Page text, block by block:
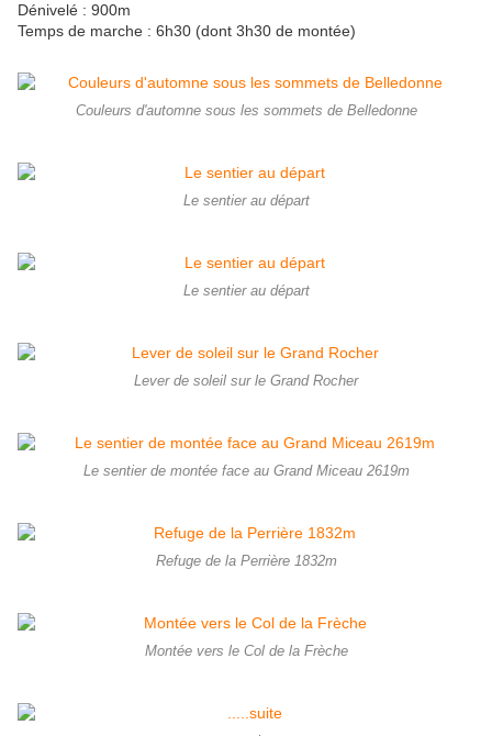
Dénivelé : 900m
Temps de marche : 6h30 (dont 3h30 de montée)
Couleurs d'automne sous les sommets de Belledonne
Le sentier au départ
Le sentier au départ
Lever de soleil sur le Grand Rocher
Le sentier de montée face au Grand Miceau 2619m
Refuge de la Perrière 1832m
Montée vers le Col de la Frèche